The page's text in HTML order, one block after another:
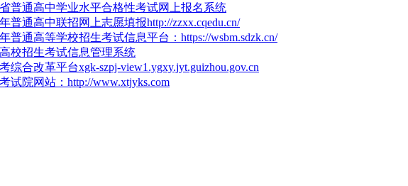
普通高中学业水平合格性考试网上报名系统
普通高中联招网上志愿填报http://zzxx.cqedu.cn/
普通高等学校招生考试信息平台：https://wsbm.sdzk.cn/
校招生考试信息管理系统
综合改革平台xgk-szpj-view1.ygxy.jyt.guizhou.gov.cn
试院网站：http://www.xtjyks.com